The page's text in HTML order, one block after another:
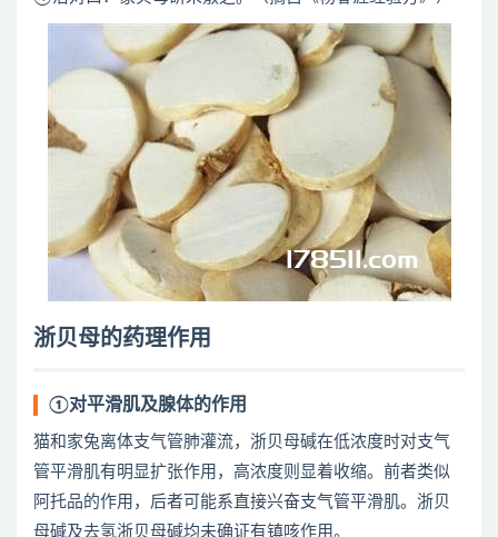
浙贝母的药理作用
①对平滑肌及腺体的作用
猫和家兔离体支气管肺灌流，浙贝母碱在低浓度时对支气
管平滑肌有明显扩张作用，高浓度则显着收缩。前者类似
阿托品的作用，后者可能系直接兴奋支气管平滑肌。浙贝
母碱及去氢浙贝母碱均未确证有镇咳作用。